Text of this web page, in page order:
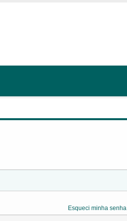
Esqueci minha senha